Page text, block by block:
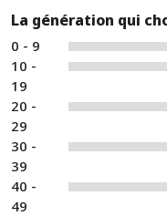
La génération qui
0 - 9
10 -
19
20 -
29
30 -
39
40 -
49